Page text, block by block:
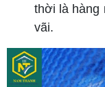
thời là hàng
vãi.